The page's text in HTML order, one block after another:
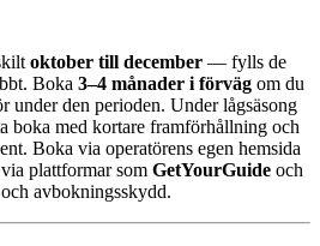
oktober till december — fylls de
Boka 3–4 månader i förväg om du
under den perioden. Under lågsäsong
boka med kortare framförhållning och
Boka via operatörens egen hemsida
plattformar som GetYourGuide och
avbokningsskydd.